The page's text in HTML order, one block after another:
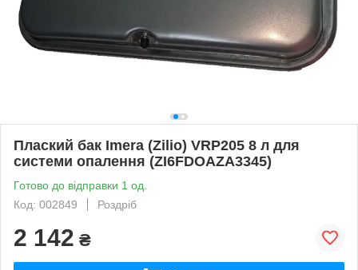
Плаский бак Imera (Zilio) VRP205 8 л для
системи опалення (ZI6FDOAZA3345)
Готово до відправки 1 од.
Код: 002849
Роздріб
2 142 ₴